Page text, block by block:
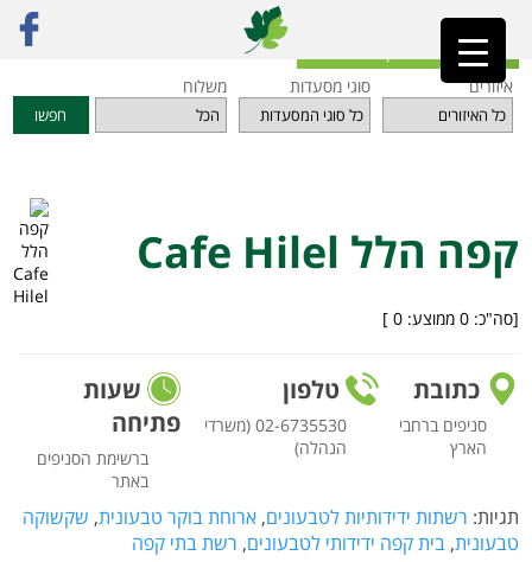
ראשי»מסעדות קפה הלל Cafe Hilel
חזרה לאינדקס המסעדות
איזורים
סוגי מסעדות משלוח
חפשו
קפה הלל Cafe Hilel
[סה"כ: 0 ממוצע: 0
]
כתובת
סניפים ברחבי
הארץ
טלפון
02-6735530 (משרדי
הנהלה)
שעות
פתיחה
ברשימת הסניפים
באתר
תגיות: רשתות ידידותיות לטבעונים, ארוחת בוקר טבעונית, שקשוקה
טבעונית, בית קפה ידידותי לטבעונים, רשת בתי קפה